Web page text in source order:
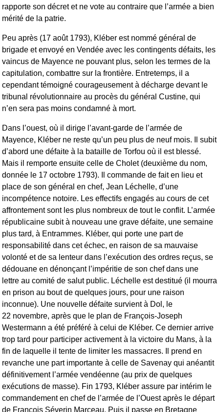
rapporte son décret et ne vote au contraire que l’armée a bien
mérité de la patrie.
Peu après (17 août 1793), Kléber est nommé général de
brigade et envoyé en Vendée avec les contingents défaits, les
vaincus de Mayence ne pouvant plus, selon les termes de la
capitulation, combattre sur la frontière. Entretemps, il a
cependant témoigné courageusement à décharge devant le
tribunal révolutionnaire au procès du général Custine, qui
n’en sera pas moins condamné à mort.
Dans l’ouest, où il dirige l’avant-garde de l’armée de
Mayence, Kléber ne reste qu’un peu plus de neuf mois. Il subit
d’abord une défaite à la bataille de Torfou où il est blessé.
Mais il remporte ensuite celle de Cholet (deuxième du nom,
donnée le 17 octobre 1793). Il commande de fait en lieu et
place de son général en chef, Jean Léchelle, d’une
incompétence notoire. Les effectifs engagés au cours de cet
affrontement sont les plus nombreux de tout le conflit. L’armée
républicaine subit à nouveau une grave défaite, une semaine
plus tard, à Entrammes. Kléber, qui porte une part de
responsabilité dans cet échec, en raison de sa mauvaise
volonté et de sa lenteur dans l’exécution des ordres reçus, se
dédouane en dénonçant l’impéritie de son chef dans une
lettre au comité de salut public. Léchelle est destitué (il mourra
en prison au bout de quelques jours, pour une raison
inconnue). Une nouvelle défaite survient à Dol, le
22 novembre, après que le plan de François-Joseph
Westermann a été préféré à celui de Kléber. Ce dernier arrive
trop tard pour participer activement à la victoire du Mans, à la
fin de laquelle il tente de limiter les massacres. Il prend en
revanche une part importante à celle de Savenay qui anéantit
définitivement l’armée vendéenne (au prix de quelques
exécutions de masse). Fin 1793, Kléber assure par intérim le
commandement en chef de l’armée de l’Ouest après le départ
de François Séverin Marceau. Puis il passe en Bretagne